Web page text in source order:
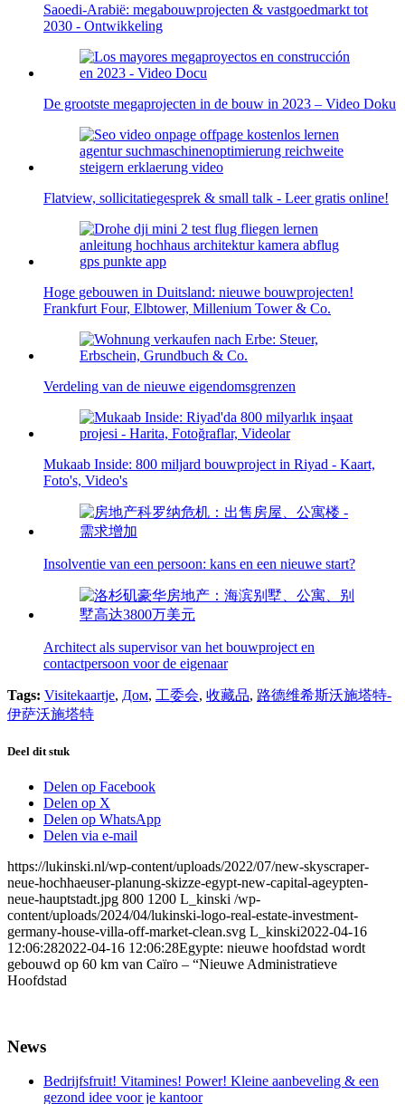
Saoedi-Arabië: megabouwprojecten & vastgoedmarkt tot
2030 - Ontwikkeling
De grootste megaprojecten in de bouw in 2023 – Video Doku
Flatview, sollicitatiegesprek & small talk - Leer gratis online!
Hoge gebouwen in Duitsland: nieuwe bouwprojecten!
Frankfurt Four, Elbtower, Millenium Tower & Co.
Verdeling van de nieuwe eigendomsgrenzen
Mukaab Inside: 800 miljard bouwproject in Riyad - Kaart,
Foto's, Video's
Insolventie van een persoon: kans en een nieuwe start?
Architect als supervisor van het bouwproject en
contactpersoon voor de eigenaar
Tags: Visitekaartje, Дом, 工委会, 收藏品, 路德维希斯沃施塔特-
伊萨沃施塔特
Deel dit stuk
Delen op Facebook
Delen op X
Delen op WhatsApp
Delen via e-mail
https://lukinski.nl/wp-content/uploads/2022/07/new-skyscraper-
neue-hochhaeuser-planung-skizze-egypt-new-capital-ageypten-
neue-hauptstadt.jpg 800 1200 L_kinski /wp-
content/uploads/2024/04/lukinski-logo-real-estate-investment-
germany-house-villa-off-market-clean.svg L_kinski2022-04-16
12:06:282022-04-16 12:06:28Egypte: nieuwe hoofdstad wordt
gebouwd op 60 km van Caïro – “Nieuwe Administratieve
Hoofdstad
News
Bedrijfsfruit! Vitamines! Power! Kleine aanbeveling & een
gezond idee voor je kantoor